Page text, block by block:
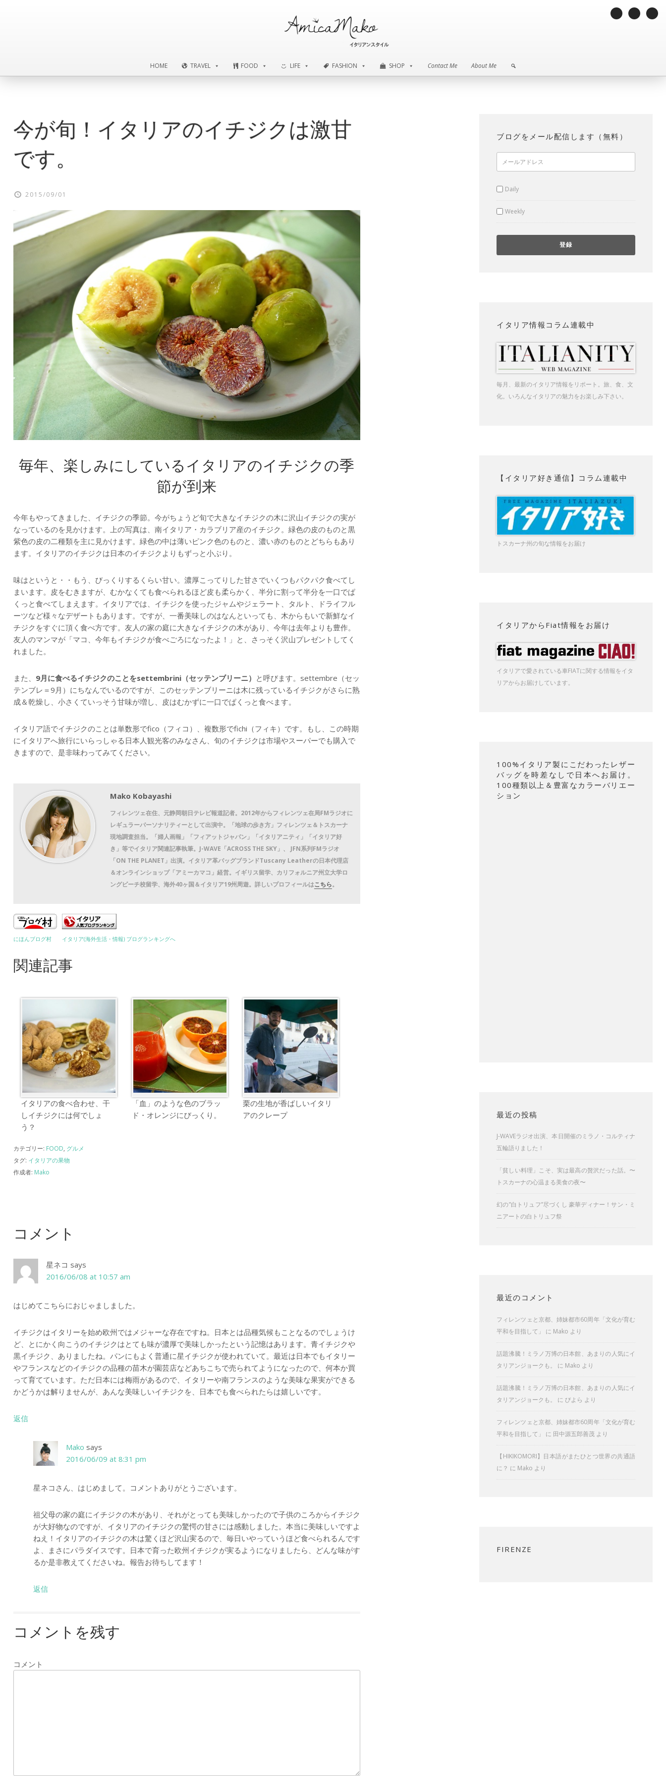
HOME TRAVEL FOOD LIFE FASHION SHOP Contact Me About Me
今が旬！イタリアのイチジクは激甘
です。
2015/09/01
毎年、楽しみにしているイタリアのイチジクの季
節が到来
今年もやってきました、イチジクの季節。今がちょうど旬で大きなイチジクの木に沢山イチジクの実が
なっているのを見かけます。上の写真は、南イタリア・カラブリア産のイチジク。緑色の皮のものと黒
紫色の皮の二種類を主に見かけます。緑色の中は薄いピンク色のものと、濃い赤のものとどちらもあり
ます。イタリアのイチジクは日本のイチジクよりもずっと小ぶり。
味はというと・・もう、びっくりするくらい甘い。濃厚こってりした甘さでいくつもパクパク食べてし
まいます。皮をむきますが、むかなくても食べられるほど皮も柔らかく、半分に割って半分を一口でぱ
くっと食べてしまえます。イタリアでは、イチジクを使ったジャムやジェラート、タルト、ドライフル
ーツなど様々なデザートもあります。ですが、一番美味しのはなんといっても、木からもいで新鮮なイ
チジクをすぐに頂く食べ方です。友人の家の庭に大きなイチジクの木があり、今年は去年よりも豊作。
友人のマンマが「マコ、今年もイチジクが食べごろになったよ！」と、さっそく沢山プレゼントしてく
れました。
また、 9月に食べるイチジクのことをsettembrini（セッテンブリーニ） と呼びます。settembre（セッ
テンブレ＝9月）にちなんでいるのですが、このセッテンブリーニは木に残っているイチジクがさらに熟
成＆乾燥し、小さくていっそう甘味が増し、皮はむかずに一口でぱくっと食べます。
イタリア語でイチジクのことは単数形でfico（フィコ）、複数形でfichi（フィキ）です。もし、この時期
にイタリアへ旅行にいらっしゃる日本人観光客のみなさん、旬のイチジクは市場やスーパーでも購入で
きますので、是非味わってみてください。
Mako Kobayashi
フィレンツェ在住、元静岡朝日テレビ報道記者。2012年からフィレンツェ在局FMラジオに
レギュラーパーソナリティーとして出演中。「地球の歩き方」フィレンツェ＆トスカーナ
現地調査担当。「婦人画報」「フィアットジャパン」「イタリアニティ」「イタリア好
き」等でイタリア関連記事執筆。J-WAVE「ACROSS THE SKY」、 JFN系列FMラジオ
「ON THE PLANET」出演。イタリア革バッグブランドTuscany Leatherの日本代理店
＆オンラインショップ「アミーカマコ」経営。イギリス留学、カリフォルニア州立大学ロ
ングビーチ校留学、海外40ヶ国＆イタリア19州周遊。詳しいプロフィールはこちら。
にほんブログ村 イタリア(海外生活・情報) ブログランキングへ
関連記事
イタリアの食べ合わせ、干
しイチジクには何でしょ
う？
「血」のような色のブラッ
ド・オレンジにびっくり。
栗の生地が香ばしいイタリ
アのクレープ
カテゴリー: FOOD, グルメ
タグ: イタリアの果物
作成者: Mako
コメント
星ネコ says
2016/06/08 at 10:57 am
はじめてこちらにおじゃましました。
イチジクはイタリーを始め欧州ではメジャーな存在ですね。日本とは品種気候もことなるのでしょうけ
ど、とにかく向こうのイチジクはとても味が濃厚で美味しかったという記憶はあります。青イチジクや
黒イチジク、ありましたね。パンにもよく普通に星イチジクが使われていて。最近は日本でもイタリー
やフランスなどのイチジクの品種の苗木が園芸店などあちこちで売られてようになったので、何本か買
って育てています。ただ日本には梅雨があるので、イタリーや南フランスのような美味な果実ができる
かどうかは解りませんが、あんな美味しいイチジクを、日本でも食べられたらは嬉しいです。
返信
Mako says
2016/06/09 at 8:31 pm
星ネコさん、はじめまして。コメントありがとうございます。
祖父母の家の庭にイチジクの木があり、それがとっても美味しかったので子供のころからイチジク
が大好物なのですが、イタリアのイチジクの驚愕の甘さには感動しました。本当に美味しいですよ
ねえ！イタリアのイチジクの木は驚くほど沢山実るので、毎日いやっていうほど食べられるんです
よ、まさにパラダイスです。日本で育った欧州イチジクが実るようになりましたら、どんな味がす
るか是非教えてくださいね。報告お待ちしてます！
返信
コメントを残す
コメント
ブログをメール配信します（無料）
Daily
Weekly
イタリア情報コラム連載中
毎月、最新のイタリア情報をリポート。旅、食、文
化。いろんなイタリアの魅力をお楽しみ下さい。
【イタリア好き通信】コラム連載中
トスカーナ州の旬な情報をお届け
イタリアからFiat情報をお届け
イタリアで愛されている車FIATに関する情報をイタ
リアからお届けしています。
100%イタリア製にこだわったレザー
バッグを時差なしで日本へお届け。
100種類以上＆豊富なカラーバリエー
ション
最近の投稿
J-WAVEラジオ出演、本日開催のミラノ・コルティナ
五輪語りました！
「貧しい料理」こそ、実は最高の贅沢だった話。〜
トスカーナの心温まる美食の夜〜
幻の”白トリュフ”尽づくし 豪華ディナー！サン・ミ
ニアートの白トリュフ祭
最近のコメント
フィレンツェと京都、姉妹都市60周年「文化が育む
平和を目指して」
に Mako より
話題沸騰！ミラノ万博の日本館、あまりの人気にイ
タリアンジョークも。
に Mako より
話題沸騰！ミラノ万博の日本館、あまりの人気にイ
タリアンジョークも。
にびよら より
フィレンツェと京都、姉妹都市60周年「文化が育む
平和を目指して」
に 田中源五郎善茂 より
【HIKIKOMORI】日本語がまたひとつ世界の共通語
に？ に Mako より
FIRENZE